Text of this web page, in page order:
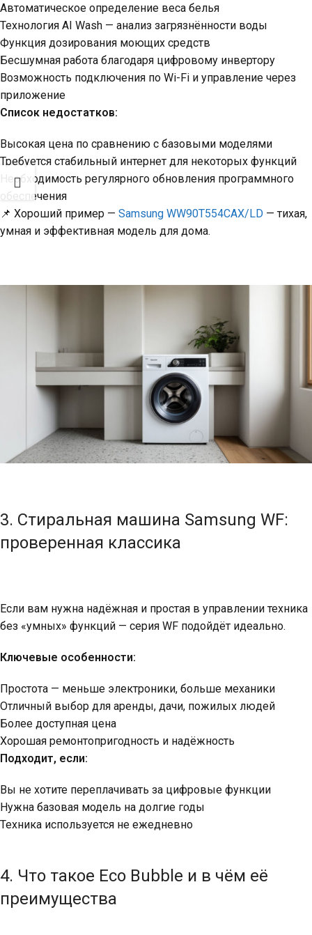
Автоматическое определение веса белья
Технология AI Wash — анализ загрязнённости воды
Функция дозирования моющих средств
Бесшумная работа благодаря цифровому инвертору
Возможность подключения по Wi-Fi и управление через
приложение
Список недостатков:
Высокая цена по сравнению с базовыми моделями
Требуется стабильный интернет для некоторых функций
Необходимость регулярного обновления программного
обеспечения
📌 Хороший пример — Samsung WW90T554CAX/LD — тихая,
умная и эффективная модель для дома.
3. Стиральная машина Samsung WF:
проверенная классика
Если вам нужна надёжная и простая в управлении техника
без «умных» функций — серия WF подойдёт идеально.
Ключевые особенности:
Простота — меньше электроники, больше механики
Отличный выбор для аренды, дачи, пожилых людей
Более доступная цена
Хорошая ремонтопригодность и надёжность
Подходит, если:
Вы не хотите переплачивать за цифровые функции
Нужна базовая модель на долгие годы
Техника используется не ежедневно
4. Что такое Eco Bubble и в чём её
преимущества